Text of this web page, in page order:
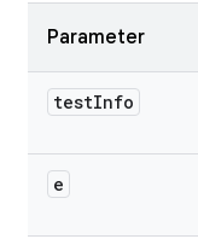
Parameter
testInfo
e